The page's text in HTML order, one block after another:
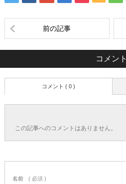
前の記事
コメント
コメント ( 0 )
この記事へのコメントはありません。
名前 ( 必須 )